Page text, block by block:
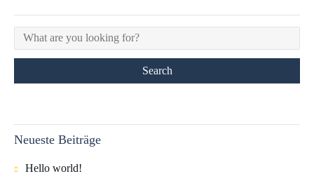
Neueste Beiträge
Hello world!